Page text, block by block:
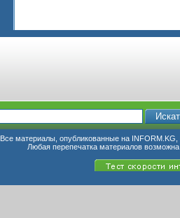
Все материалы, опубликованные на INFORM.KG,
Любая перепечатка материалов